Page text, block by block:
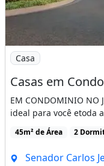
Imagem: Casas em
Casa
EM CONDOMINIO NO
ideal para você etoda
45m² de Área 2
Senador Carlos